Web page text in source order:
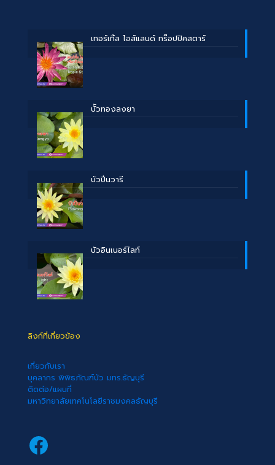
เทอร์เทิ้ล ไอส์แลนด์ ทร๊อปปิคสตาร์
บััวทองลงยา
บัวปิ่นวารี
บัวอินเนอร์ไลท์
ลิงก์ที่เกี่ยวข้อง
เกี่ยวกับเรา
บุคลากร พิพิธภัณฑ์บัว มทร.ธัญบุรี
ติดต่อ/แผนที่
มหาวิทยาลัยเทคโนโลยีราชมงคลธัญบุรี
Facebook